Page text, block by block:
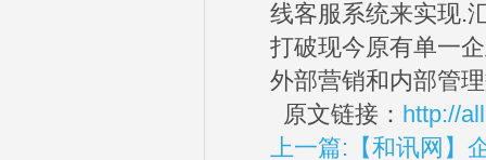
线客服系统来实现.
打破现今原有单一
外部营销和内部管
原文链接： http://
上一篇:【和讯网】